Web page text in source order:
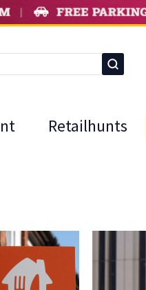
Retailhunts